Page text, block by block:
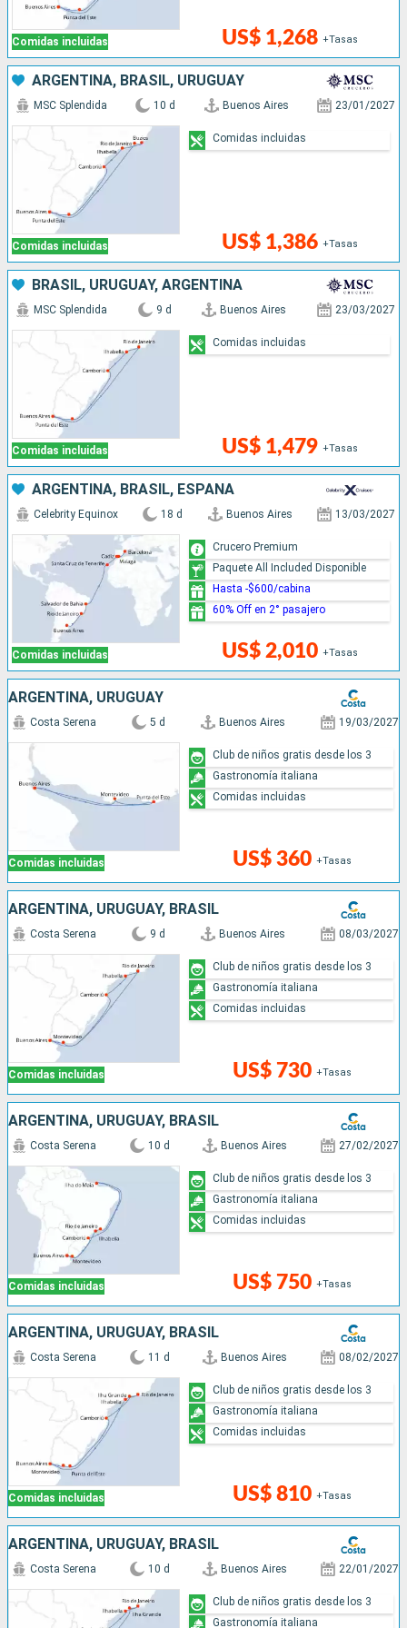
Comidas incluidas US$ 1,268 +Tasas
ARGENTINA, BRASIL, URUGUAY
Comidas incluidas
MSC Splendida 10 d Buenos Aires 23/01/2027
US$ 1,386 +Tasas
Comidas incluidas
BRASIL, URUGUAY, ARGENTINA
Comidas incluidas
MSC Splendida 9 d Buenos Aires 23/03/2027
US$ 1,479 +Tasas
Comidas incluidas
ARGENTINA, BRASIL, ESPAÑA
Comidas incluidas
Celebrity Equinox 18 d Buenos Aires 13/03/2027
US$ 2,010 +Tasas
Crucero Premium
Paquete All Included Disponible
Hasta -$600/cabina
60% Off en 2° pasajero
ARGENTINA, URUGUAY
Comidas incluidas
Costa Serena 5 d Buenos Aires 19/03/2027
US$ 360 +Tasas
Club de niños gratis desde los 3
Gastronomía italiana
Comidas incluidas
ARGENTINA, URUGUAY, BRASIL
Comidas incluidas
Costa Serena 9 d Buenos Aires 08/03/2027
US$ 730 +Tasas
Club de niños gratis desde los 3
Gastronomía italiana
Comidas incluidas
ARGENTINA, URUGUAY, BRASIL
Comidas incluidas
Costa Serena 10 d Buenos Aires 27/02/2027
US$ 750 +Tasas
Club de niños gratis desde los 3
Gastronomía italiana
Comidas incluidas
ARGENTINA, URUGUAY, BRASIL
Comidas incluidas
Costa Serena 11 d Buenos Aires 08/02/2027
US$ 810 +Tasas
Club de niños gratis desde los 3
Gastronomía italiana
Comidas incluidas
ARGENTINA, URUGUAY, BRASIL
Costa Serena 10 d Buenos Aires 22/01/2027
Club de niños gratis desde los 3
Gastronomía italiana